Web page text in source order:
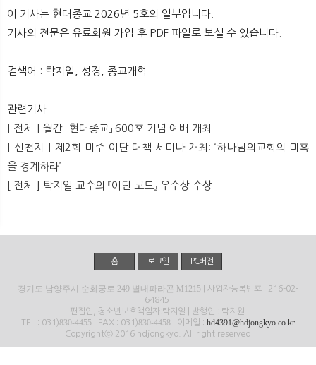
이 기사는 현대종교 2026년 5호의 일부입니다.
기사의 전문은 유료회원 가입 후 PDF 파일로 보실 수 있습니다.
검색어 : 탁지일, 성경, 종교개혁
관련기사
[ 전체 ] 월간 「현대종교」 600호 기념 예배 개최
[ 신천지 ] 제2회 미주 이단 대책 세미나 개최: ‘하나님의교회의 미혹
을 경계하라’
[ 전체 ] 탁지일 교수의 『이단 코드』 우수상 수상
홈 로그인 PC버전
경기도 남양주시 순화궁로 249 별내파라곤 M1215 | 사업자등록번호 : 216-02-
64845
편집인, 청소년보호책임자:탁지일 | 발행인 : 탁지원
TEL : 031)830-4455 | FAX : 031)830-4458 | 이메일 : hd4391@hdjongkyo.co.kr
Copyrightⓒ 2016 hdjongkyo. All right reserved